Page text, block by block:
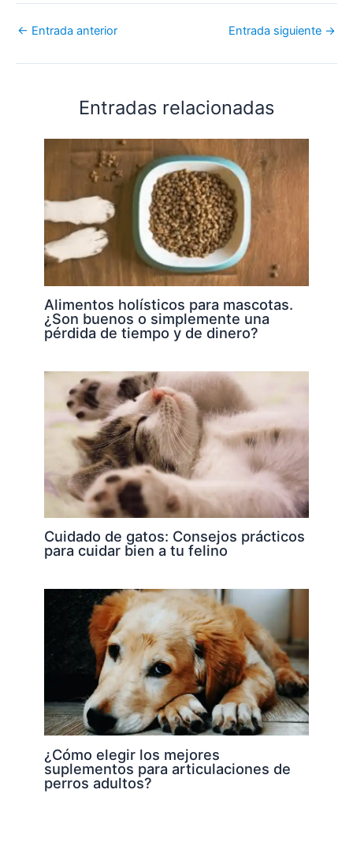
← Entrada anterior Entrada siguiente →
Entradas relacionadas
Alimentos holísticos para mascotas.
¿Son buenos o simplemente una
pérdida de tiempo y de dinero?
Cuidado de gatos: Consejos prácticos
para cuidar bien a tu felino
¿Cómo elegir los mejores
suplementos para articulaciones de
perros adultos?